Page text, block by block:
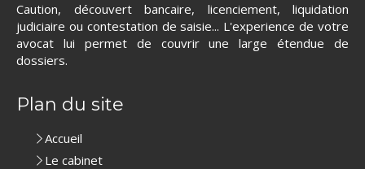
Caution, découvert bancaire, licenciement, liquidation
judiciaire ou contestation de saisie... L'experience de votre
avocat lui permet de couvrir une large étendue de
dossiers.
Plan du site
Accueil
Le cabinet